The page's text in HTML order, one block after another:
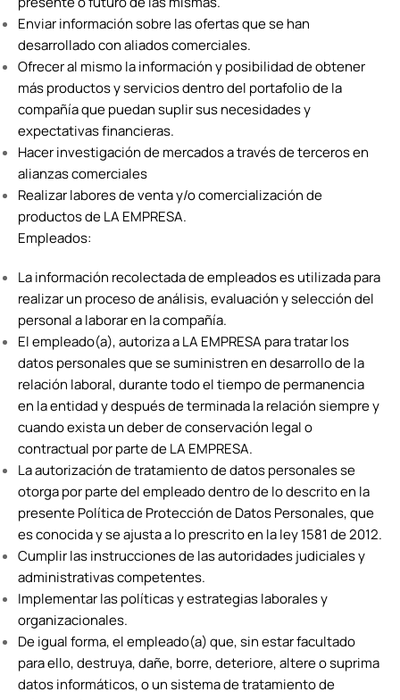
Enviar información sobre las ofertas que se han
desarrollado con aliados comerciales.
Ofrecer al mismo la información y posibilidad de obtener
más productos y servicios dentro del portafolio de la
compañía que puedan suplir sus necesidades y
expectativas financieras.
Hacer investigación de mercados a través de terceros en
alianzas comerciales
Realizar labores de venta y/o comercialización de
productos de LA EMPRESA.
Empleados:
La información recolectada de empleados es utilizada para
realizar un proceso de análisis, evaluación y selección del
personal a laborar en la compañía.
El empleado(a), autoriza a LA EMPRESA para tratar los
datos personales que se suministren en desarrollo de la
relación laboral, durante todo el tiempo de permanencia
en la entidad y después de terminada la relación siempre y
cuando exista un deber de conservación legal o
contractual por parte de LA EMPRESA.
La autorización de tratamiento de datos personales se
otorga por parte del empleado dentro de lo descrito en la
presente Política de Protección de Datos Personales, que
es conocida y se ajusta a lo prescrito en la ley 1581 de 2012.
Cumplir las instrucciones de las autoridades judiciales y
administrativas competentes.
Implementar las políticas y estrategias laborales y
organizacionales.
De igual forma, el empleado(a) que, sin estar facultado
para ello, destruya, dañe, borre, deteriore, altere o suprima
datos informáticos, o un sistema de tratamiento de